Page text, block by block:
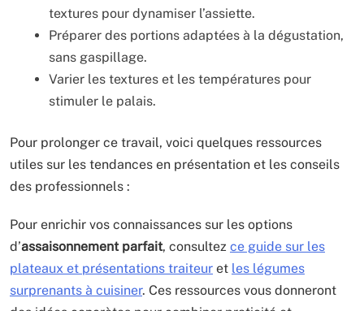
textures pour dynamiser l’assiette.
Préparer des portions adaptées à la dégustation,
sans gaspillage.
Varier les textures et les températures pour
stimuler le palais.
Pour prolonger ce travail, voici quelques ressources
utiles sur les tendances en présentation et les conseils
des professionnels :
Pour enrichir vos connaissances sur les options
d’assaisonnement parfait, consultez ce guide sur les
plateaux et présentations traiteur et les légumes
surprenants à cuisiner. Ces ressources vous donneront